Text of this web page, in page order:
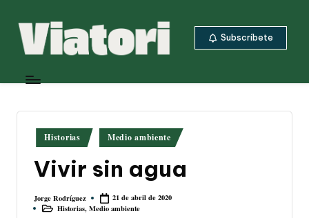
Saltar
a
ambiental
climático
desde
Centroamérica
Subscríbete
Publicado
en
Historias Medio ambiente
Vivir sin agua
Publicado
por
Jorge Rodríguez
21 de abril de 2020
PublicadoHistorias,Medio ambiente